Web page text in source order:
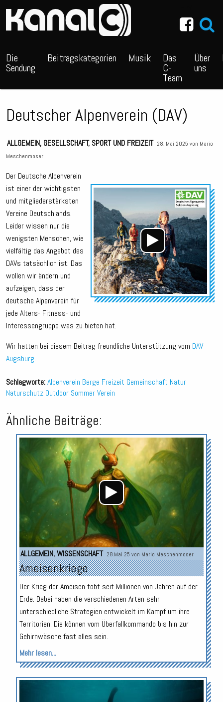
Die
Sendung
Beitragskategorien Musik Das
C-
Team
Über
uns
Deutscher Alpenverein (DAV)
ALLGEMEIN, GESELLSCHAFT, SPORT UND FREIZEIT 28. Mai 2025 von Mario
Meschenmoser
Der Deutsche Alpenverein
ist einer der wichtigsten
und mitgliederstärksten
Vereine Deutschlands.
Leider wissen nur die
wenigsten Menschen, wie
vielfältig das Angebot des
DAVs tatsächlich ist. Das
wollen wir ändern und
aufzeigen, dass der
deutsche Alpenverein für
jede Alters- Fitness- und
Interessengruppe was zu bieten hat.
Wir hatten bei diesem Beitrag freundliche Unterstützung vom DAV
Augsburg.
Schlagworte:Alpenverein Berge Freizeit Gemeinschaft Natur
Naturschutz Outdoor SommerVerein
Ähnliche Beiträge:
Audio-
Player
ALLGEMEIN,WISSENSCHAFT 28.Mai 25 von Mario Meschenmoser
Ameisenkriege
Der Krieg der Ameisen tobt seit Millionen von Jahren auf der
Erde. Dabei haben die verschiedenen Arten sehr
unterschiedliche Strategien entwickelt im Kampf um ihre
Territorien. Die können vom Überfallkommando bis hin zur
Gehirnwäsche fast alles sein.
Mehr lesen...
Audio-
Player